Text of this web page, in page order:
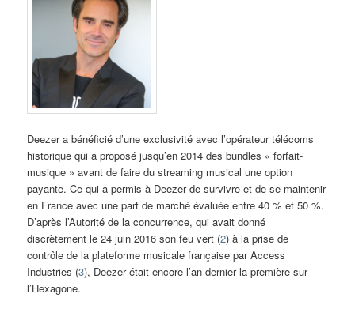
Deezer a bénéficié d’une exclusivité avec l’opérateur télécoms
historique qui a proposé jusqu’en 2014 des bundles « forfait-
musique » avant de faire du streaming musical une option
payante. Ce qui a permis à Deezer de survivre et de se maintenir
en France avec une part de marché évaluée entre 40 % et 50 %.
D’après l’Autorité de la concurrence, qui avait donné
discrètement le 24 juin 2016 son feu vert (2) à la prise de
contrôle de la plateforme musicale française par Access
Industries (3), Deezer était encore l’an dernier la première sur
l’Hexagone.